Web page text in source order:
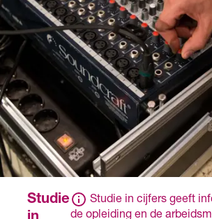
Studie
Studie in cijfers geeft
de opleiding en de